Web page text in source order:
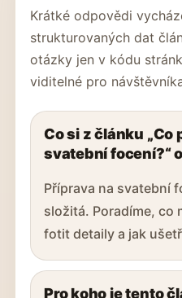
Krátké odpovědi
strukturovaných dat
otázky jen v kódu
viditelné pro
Co si z článku „Co
svatební focení?“
Příprava na svatební
složitá. Poradíme, co
fotit detaily a jak
Pro koho je tento